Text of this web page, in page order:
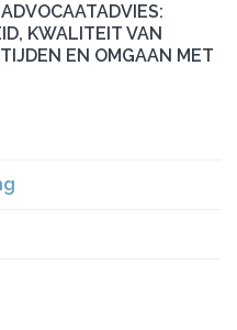
KWALITEIT VAN
EN OMGAAN MET